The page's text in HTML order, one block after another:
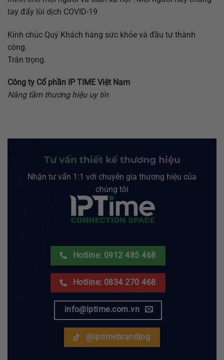
tay đẩy lùi dịch COVID-19
Kính chúc Quý Khách hàng sức khỏe và đầu tư thành
công.
Trân trọng.
Công ty Cổ phần IP TIME Việt Nam
Nâng tầm thương hiệu uy tín
Tư vấn thiết kế thương hiệu
Nhận tư vấn 1:1 với chuyên gia thương hiệu của
chúng tôi
Hotline: 0912 485 468
Hotline: 0834 270 468
info@iptime.com.vn
@iptimebranding